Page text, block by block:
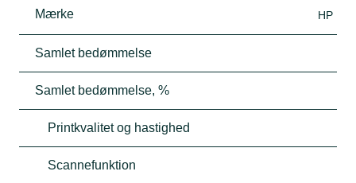
Mærke HP
Samlet bedømmelse
Samlet bedømmelse, %
Printkvalitet og hastighed
Scannefunktion